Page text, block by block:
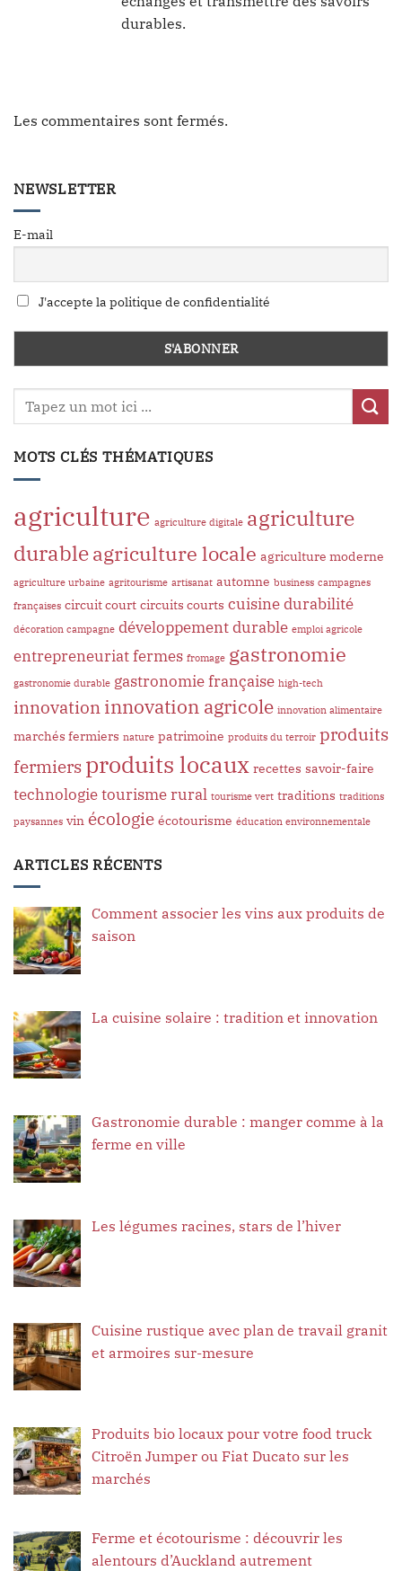
durables.
Les commentaires sont fermés.
NEWSLETTER
E-mail
J'accepte la politique de confidentialité
MOTS CLÉS THÉMATIQUES
agriculture agriculture digitale agriculture
durableagriculture locale agriculture moderne
agriculture urbaine agritourisme artisanat automne business campagnes
françaises circuit court circuits courts cuisinedurabilité
décoration campagne développement durable emploi agricole
entrepreneuriatfermes fromage gastronomie
gastronomie durable gastronomie française high-tech
innovation innovation agricole innovation alimentaire
marchés fermiers nature patrimoine produits du terroir produits
fermiers produits locaux recettes savoir-faire
technologietourisme rural tourisme vert traditions traditions
paysannes vin écologie écotourisme éducation environnementale
ARTICLES RÉCENTS
Comment associer les vins aux produits de
saison
La cuisine solaire : tradition et innovation
Gastronomie durable : manger comme à la
ferme en ville
Les légumes racines, stars de l’hiver
Cuisine rustique avec plan de travail granit
et armoires sur-mesure
Produits bio locaux pour votre food truck
Citroën Jumper ou Fiat Ducato sur les
marchés
Ferme et écotourisme : découvrir les
alentours d’Auckland autrement